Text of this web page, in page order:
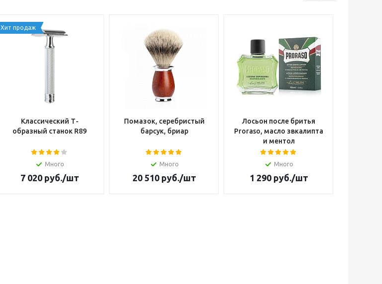
Хит продаж
Классический Т-
образный станок R89
Много
7 020руб./шт
Помазок, серебристый
барсук, бриар
Много
20 510руб./шт
Лосьон после бритья
Proraso, масло звкалипта
и ментол
Много
1 290руб./шт